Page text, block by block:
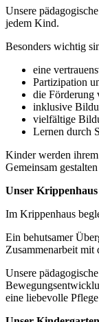
Unsere
jedem Kind.
Besonders wichtig
eine
Partizipation
die Förderung
inklusive
vielfältige
Lernen durch
Kinder werden
Gemeinsam
Unser Krippenhaus
Im Krippenhaus
Ein behutsamer
Zusammenarbeit
Unsere
eine liebevolle